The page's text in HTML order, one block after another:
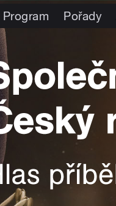
Program Pořady